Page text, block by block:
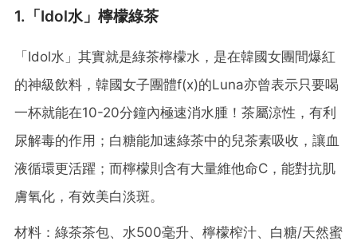
1.「Idol水」檸檬綠茶
「Idol水」其實就是綠茶檸檬水，是在韓國女團間爆紅
的神級飲料，韓國女子團體f(x)的Luna亦曾表示只要喝
一杯就能在10-20分鐘內極速消水腫！茶屬涼性，有利
尿解毒的作用；白糖能加速綠茶中的兒茶素吸收，讓血
液循環更活躍；而檸檬則含有大量維他命C，能對抗肌
膚氧化，有效美白淡斑。
材料：綠茶茶包、水500毫升、檸檬榨汁、白糖/天然蜜